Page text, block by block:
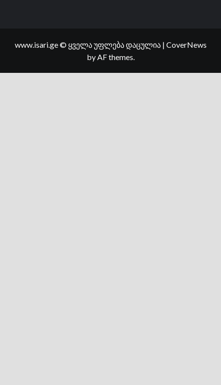
www.isari.ge © ყველა უფლება დაცულია | CoverNews
by AF themes.